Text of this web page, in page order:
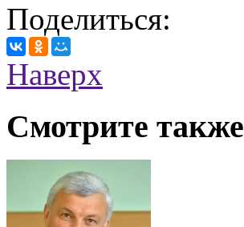
Поделиться:
Наверх
Смотрите также